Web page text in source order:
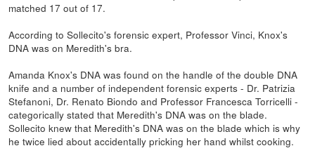
matched 17 out of 17.
According to Sollecito's forensic expert, Professor Vinci, Knox's
DNA was on Meredith's bra.
Amanda Knox's DNA was found on the handle of the double DNA
knife and a number of independent forensic experts - Dr. Patrizia
Stefanoni, Dr. Renato Biondo and Professor Francesca Torricelli -
categorically stated that Meredith's DNA was on the blade.
Sollecito knew that Meredith's DNA was on the blade which is why
he twice lied about accidentally pricking her hand whilst cooking.